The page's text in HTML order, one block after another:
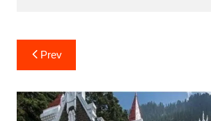
Post
navigation
Prev